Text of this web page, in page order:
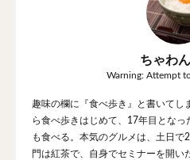
ちゃわ
Warning: Attempt
趣味の欄に『食べ歩き』と書いてし
ら食べ歩きはじめて、17年目とな
も食べる。本気のグルメは、土日で
門は紅茶で、自身でセミナーを開い